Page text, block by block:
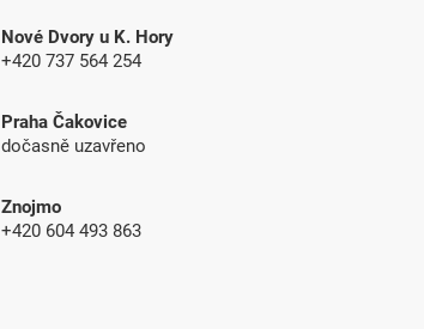
Nové Dvory u K. Hory
+420 737 564 254
Praha Čakovice
dočasně uzavřeno
Znojmo
+420 604 493 863